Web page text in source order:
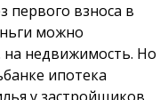
первого взноса в
можно
на недвижимость. Но
ипотека